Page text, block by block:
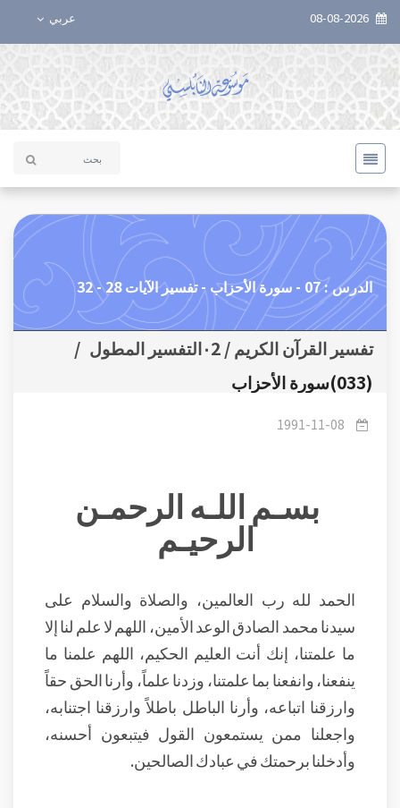
عربي
الدرس : 07 - سورة الأحزاب - تفسير الآيات 28 - 32
تفسير القرآن الكريم / ٠2التفسير المطول
/
(033)سورة الأحزاب
1991-11-08
بسـم اللـه الرحمـن
الرحيـم
الحمد لله رب العالمين، والصلاة والسلام على
سيدنا محمد الصادق الوعد الأمين، اللهم لا علم لنا إلا
ما علمتنا، إنك أنت العليم الحكيم، اللهم علمنا ما
ينفعنا، وانفعنا بما علمتنا، وزدنا علماً، وأرنا الحق حقاً
وارزقنا اتباعه، وأرنا الباطل باطلاً وارزقنا اجتنابه،
واجعلنا ممن يستمعون القول فيتبعون أحسنه،
وأدخلنا برحمتك في عبادك الصالحين.